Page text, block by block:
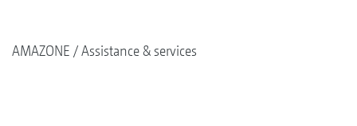
AMAZONE Assistance & services